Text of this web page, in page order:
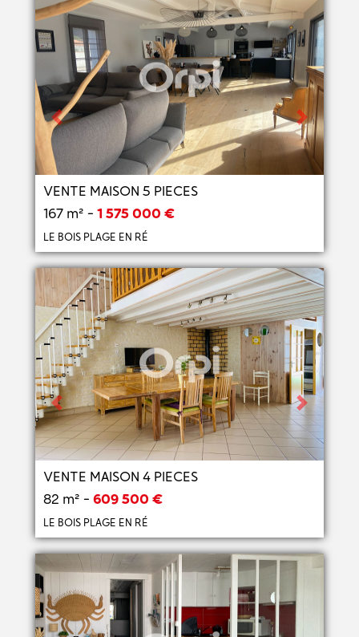
VENTE MAISON 5 PIECES
167 m² - 1 575 000 €
LE BOIS PLAGE EN RÉ
Previous Next
VENTE MAISON 4 PIECES
82 m² - 609 500 €
LE BOIS PLAGE EN RÉ
Previous Next